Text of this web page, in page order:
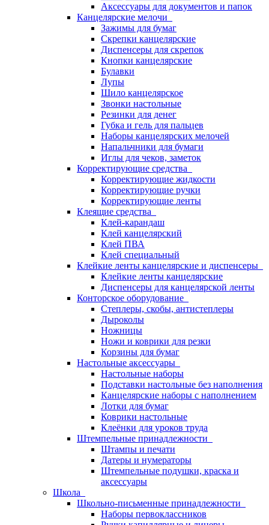
Аксессуары для документов и папок
Канцелярские мелочи
Зажимы для бумаг
Скрепки канцелярские
Диспенсеры для скрепок
Кнопки канцелярские
Булавки
Лупы
Шило канцелярское
Звонки настольные
Резинки для денег
Губка и гель для пальцев
Наборы канцелярских мелочей
Напальчники для бумаги
Иглы для чеков, заметок
Корректирующие средства
Корректирующие жидкости
Корректирующие ручки
Корректирующие ленты
Клеящие средства
Клей-карандаш
Клей канцелярский
Клей ПВА
Клей специальный
Клейкие ленты канцелярские и диспенсеры
Клейкие ленты канцелярские
Диспенсеры для канцелярской ленты
Конторское оборудование
Степлеры, скобы, антистеплеры
Дыроколы
Ножницы
Ножи и коврики для резки
Корзины для бумаг
Настольные аксессуары
Настольные наборы
Подставки настольные без наполнения
Канцелярские наборы с наполнением
Лотки для бумаг
Коврики настольные
Клеёнки для уроков труда
Штемпельные принадлежности
Штампы и печати
Датеры и нумераторы
Штемпельные подушки, краска и
аксессуары
Школа
Школьно-письменные принадлежности
Наборы первоклассников